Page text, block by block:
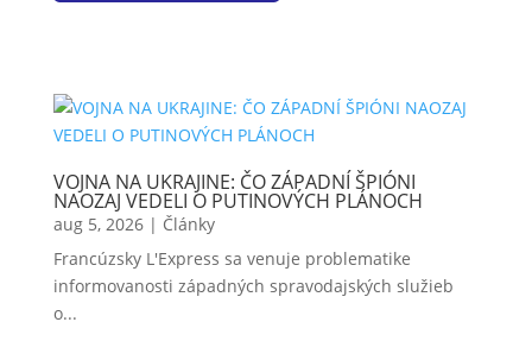
VOJNA NA UKRAJINE: ČO ZÁPADNÍ ŠPIÓNI
NAOZAJ VEDELI O PUTINOVÝCH PLÁNOCH
aug 5, 2026| Články
Francúzsky L'Express sa venuje problematike
informovanosti západných spravodajských služieb
o...